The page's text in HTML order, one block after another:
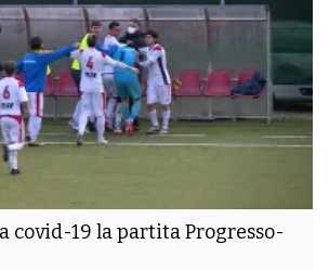
covid-19 la partita Progresso-